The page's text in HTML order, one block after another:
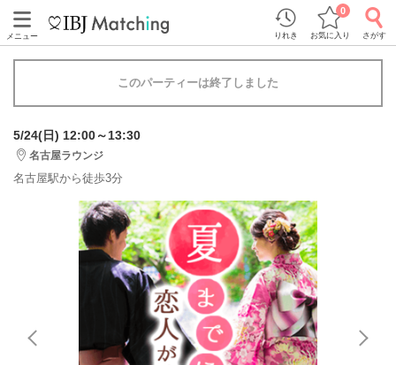
メニュー りれき お気に入り
0
さがす
このパーティーは終了しました
5/24(日) 12:00～13:30
名古屋ラウンジ
名古屋駅から徒歩3分